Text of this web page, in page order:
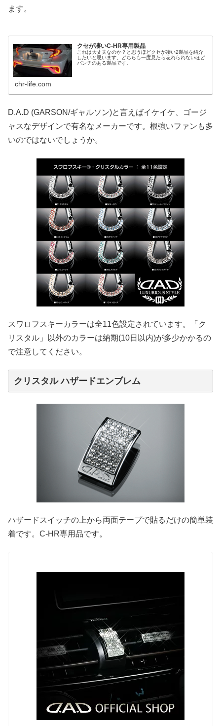
ます。
クセが凄いC-HR専用製品
これは大丈夫なのか？と思うほどクセが凄い2製品を紹介
したいと思います。どちらも一度見たら忘れられないほど
パンチのある製品です。
chr-life.com
D.A.D (GARSON/ギャルソン)と言えばイケイケ、ゴージ
ャスなデザインで有名なメーカーです。根強いファンも多
いのではないでしょうか。
スワロフスキーカラーは全11色設定されています。「ク
リスタル」以外のカラーは納期(10日以内)が多少かかるの
で注意してください。
クリスタル ハザードエンブレム
ハザードスイッチの上から両面テープで貼るだけの簡単装
着です。C-HR専用品です。